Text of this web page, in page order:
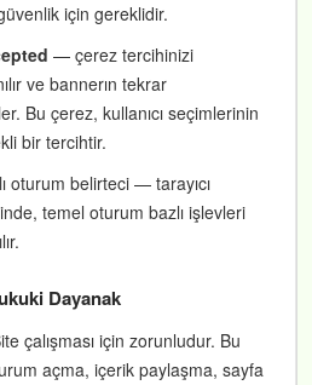
için gereklidir.
— çerez tercihinizi
ve bannerın tekrar
Bu çerez, kullanıcı seçimlerinin
bir tercihtir.
oturum belirteci — tarayıcı
temel oturum bazlı işlevleri
Dayanak
çalışması için zorunludur. Bu
açma, içerik paylaşma, sayfa